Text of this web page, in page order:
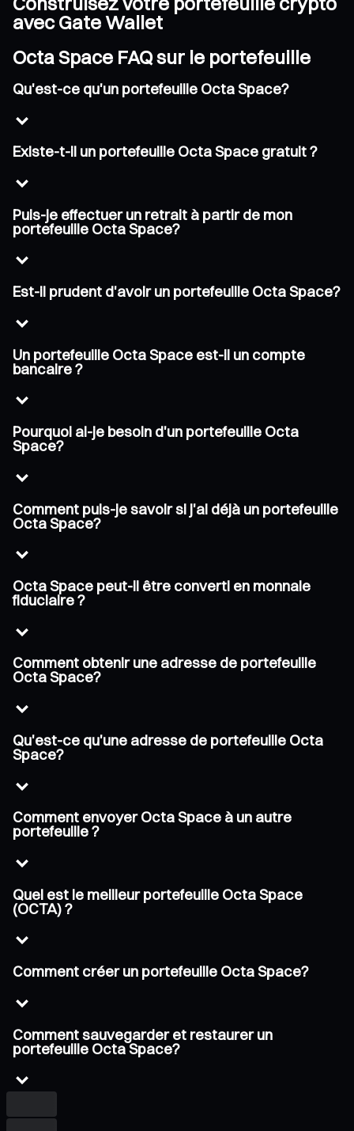
avec Gate Wallet
Octa Space FAQ sur le portefeuille
Qu'est-ce qu'un portefeuille Octa Space?
Existe-t-il un portefeuille Octa Space gratuit ?
Puis-je effectuer un retrait à partir de mon
portefeuille Octa Space?
Est-il prudent d'avoir un portefeuille Octa Space?
Un portefeuille Octa Space est-il un compte
bancaire ?
Pourquoi ai-je besoin d'un portefeuille Octa
Space?
Comment puis-je savoir si j'ai déjà un portefeuille
Octa Space?
Octa Space peut-il être converti en monnaie
fiduciaire ?
Comment obtenir une adresse de portefeuille
Octa Space?
Qu'est-ce qu'une adresse de portefeuille Octa
Space?
Comment envoyer Octa Space à un autre
portefeuille ?
Quel est le meilleur portefeuille Octa Space
(OCTA) ?
Comment créer un portefeuille Octa Space?
Comment sauvegarder et restaurer un
portefeuille Octa Space?